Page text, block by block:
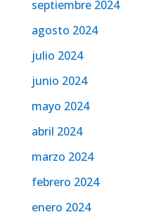
septiembre 2024
agosto 2024
julio 2024
junio 2024
mayo 2024
abril 2024
marzo 2024
febrero 2024
enero 2024